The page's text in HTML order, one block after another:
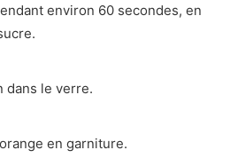
environ 60 secondes, en
dans le verre.
en garniture.